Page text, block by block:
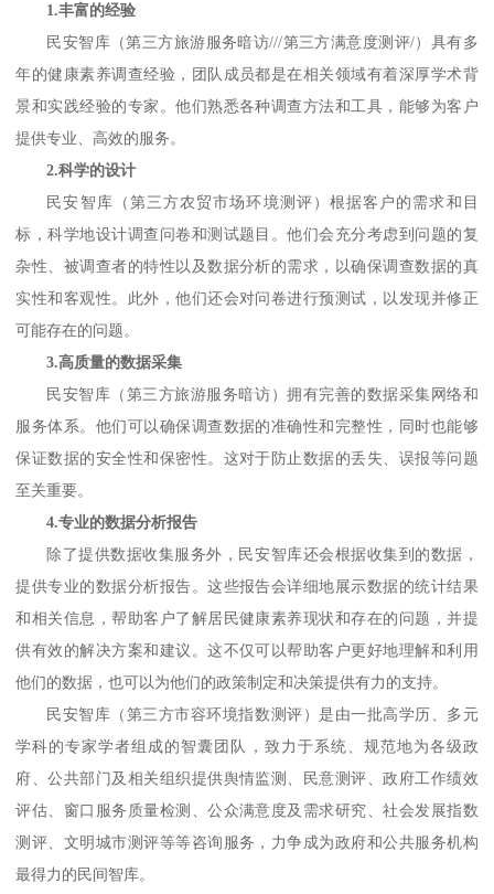
1.丰富的经验
民安智库 （第三方旅游服务暗访///第三方满意度测评/） 具有多
年的健康素养调查经验，团队成员都是在相关领域有着深厚学术背
景和实践经验的专家。他们熟悉各种调查方法和工具，能够为客户
提供专业、高效的服务。
2.科学的设计
民安智库 （ 第三方农贸市场环境测评 ） 根据客户的需求和目
标，科学地设计调查问卷和测试题目。他们会充分考虑到问题的复
杂性、被调查者的特性以及数据分析的需求，以确保调查数据的真
实性和客观性。此外，他们还会对问卷进行预测试，以发现并修正
可能存在的问题。
3.高质量的数据采集
民安智库 （ 第三方旅游服务暗访 ）拥有完善的数据采集网络和
服务体系。他们可以确保调查数据的准确性和完整性，同时也能够
保证数据的安全性和保密性。这对于防止数据的丢失、误报等问题
至关重要。
4.专业的数据分析报告
除了提供数据收集服务外，民安智库还会根据收集到的数据，
提供专业的数据分析报告。这些报告会详细地展示数据的统计结果
和相关信息，帮助客户了解居民健康素养现状和存在的问题，并提
供有效的解决方案和建议。这不仅可以帮助客户更好地理解和利用
他们的数据，也可以为他们的政策制定和决策提供有力的支持。
民安智库 （ 第三方市容环境指数测评 ）是由一批高学历、多元
学科的专家学者组成的智囊团队，致力于系统、规范地为各级政
府、公共部 门及相关组织提供舆情监测、民意测评、政府工作绩效
评估、窗口服务质量检测、公众满意度及需求研究、社会发展指数
测评、文明城市测评等等咨询服务，力争成为政府和公共服务机构
最得力的民间智库。